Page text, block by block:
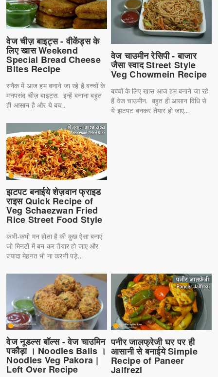
वेज चीज़ बाइट्स - वीकेंड्स के
लिए खास Weekend
Special Bread Cheese
Bites Recipe
स्नैक में आज हम बनाने जा रहे हैं बच्चों के
मनपसंद चीज़ बाइट्स. इन्हें बनाना बहुत
ही आसान है और ये बच...
वेज चाउमीन रेसिपी - बाजार
जैसा स्वाद Street Style
Veg Chowmein Recipe
बच्चों के लिए खास आज हम बनाने जा रहे
हैं वेज चाउमीन. बहुत ही आसान विधि से
ये झटपट बनकर तैयार हो जाए...
झटपट बनाईये शेज़वान फ्राइड
राइस Quick Recipe of
Veg Schaezwan Fried
Rice Street Food Style
कभी-कभी मन होता है की कुछ ऐसा बनाएं
जो मिनटों में बन कर तैयार हो जाए और
ज़्यादा मेहनत भी ना करनी पड़े...
पनीर जालफ्रेजी घर पर ही
आसानी से बनाईये Simple
Recipe of Paneer
Jalfrezi
वेज नूडल्स बॉल्स - वेज चाउमिन
पकौड़ा । Noodles Balls ।
Noodles Veg Pakora |
Left Over Recipe